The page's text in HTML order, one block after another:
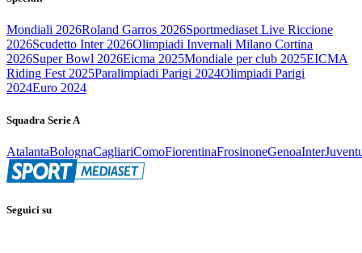
Mondiali 2026Roland Garros 2026Sportmediaset Live Riccione
2026Scudetto Inter 2026Olimpiadi Invernali Milano Cortina
2026Super Bowl 2026Eicma 2025Mondiale per club 2025EICMA
Riding Fest 2025Paralimpiadi Parigi 2024Olimpiadi Parigi
2024Euro 2024
Squadra Serie A
AtalantaBolognaCagliariComoFiorentinaFrosinoneGenoaInter
Seguici su